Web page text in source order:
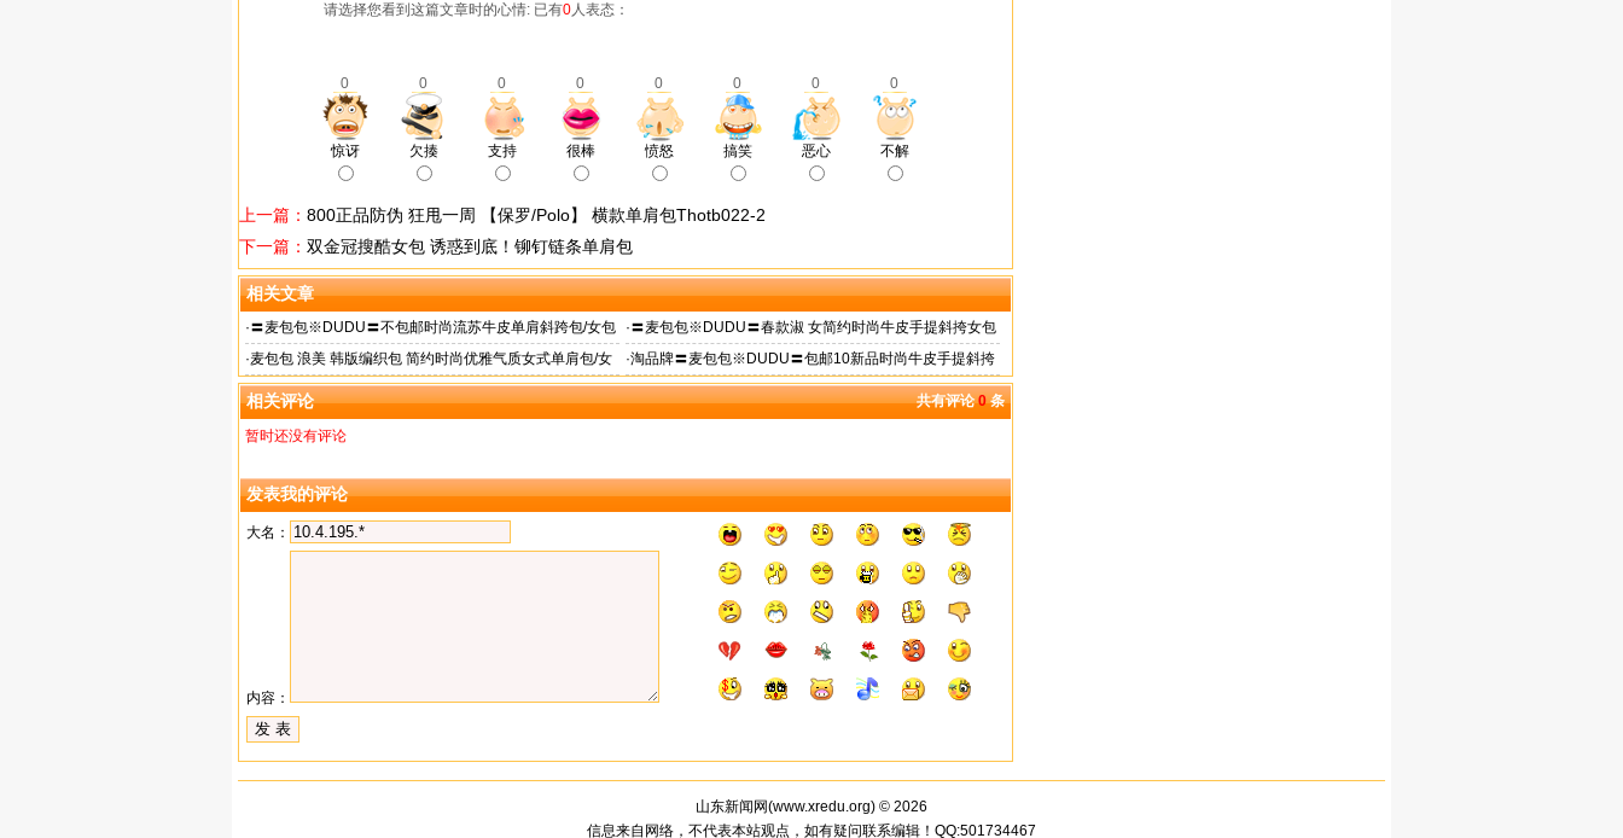
请选择您看到这篇文章时的心情: 已有0人表态：
0 0 0 0 0 0 0 0
惊讶 欠揍 支持 很棒 愤怒 搞笑 恶心 不解
上一篇： 800正品防伪 狂甩一周 【保罗/Polo】 横款单肩包Thotb022-2
下一篇： 双金冠搜酷女包 诱惑到底！铆钉链条单肩包
相关文章
·〓麦包包※DUDU〓不包邮时尚流苏牛皮单肩斜跨包/女包
预售|gReR
·〓麦包包※DUDU〓春款淑 女简约时尚牛皮手提斜挎女包
预售|gRdK
·麦包包 浪美 韩版编织包 简约时尚优雅气质女式单肩包/女
包
·淘品牌〓麦包包※DUDU〓包邮10新品时尚牛皮手提斜挎
女包两用包
共有评论0条
相关评论
暂时还没有评论
发表我的评论
大名：
内容：
山东新闻网(www.xredu.org) © 2026
信息来自网络，不代表本站观点，如有疑问联系编辑！QQ:501734467